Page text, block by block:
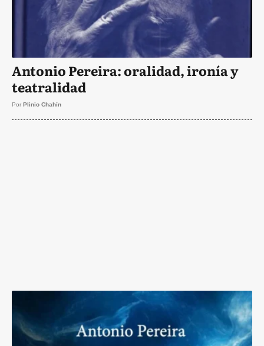
Antonio Pereira: oralidad, ironía y
teatralidad
Por Plinio Chahín